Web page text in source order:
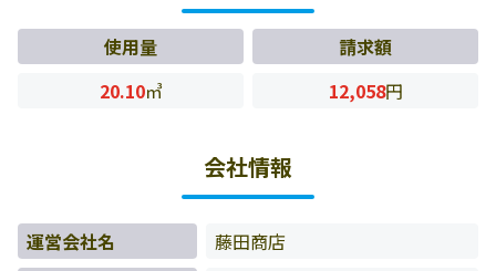
使用量
請求額
20.10㎥ 12,058円
会社情報
運営会社名
藤田商店